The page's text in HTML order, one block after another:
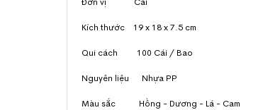
Kích thước 19 x 18 x 7.5 cm
Qui cách 100 Cái / Bao
Nguyên liệu Nhựa PP
Màu sắc Hồng - Dương - Lá - Cam